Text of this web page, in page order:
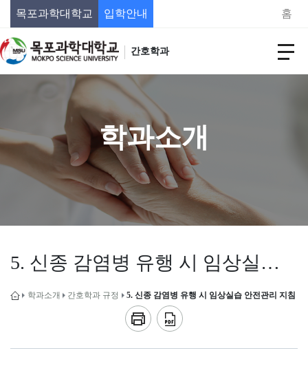
목포과학대학교 입학안내 홈
간호학과
학과소개
5. 신종 감염병 유행 시 임상실습 안전관리 지침
학과소개 간호학과 규정 5. 신종 감염병 유행 시 임상실습 안전관리 지침